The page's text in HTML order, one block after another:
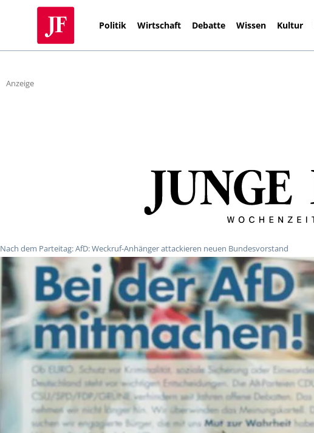
Politik Wirtschaft Debatte Wissen Kultur
Anzeige
Nach dem Parteitag: AfD: Weckruf-Anhänger attackieren neuen Bundesvorstand